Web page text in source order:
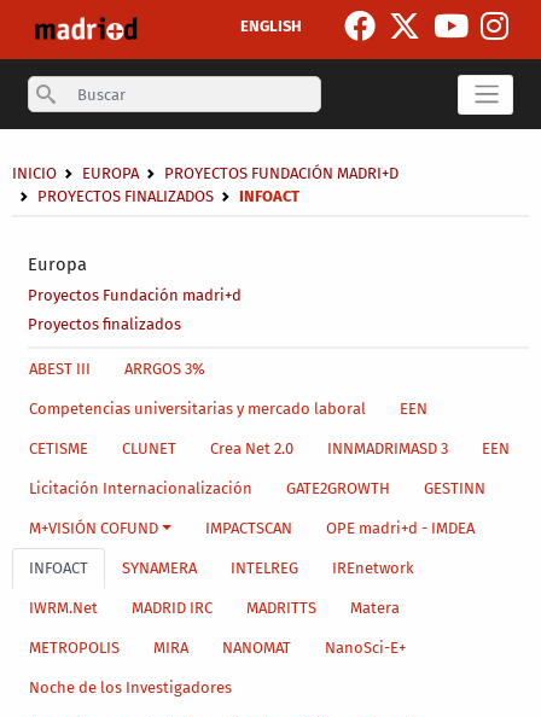
ENGLISH
Search
Europa
Proyectos Fundación madri+d
Proyectos finalizados
Sobrescribir enlaces de ayuda a la navegación
INICIO EUROPA
PROYECTOS FUNDACIÓN MADRI+D
PROYECTOS FINALIZADOS
INFOACT
Main menu level 4
ABEST III ARRGOS 3%
Competencias universitarias y mercado laboral EEN
CETISME CLUNET Crea Net 2.0 INNMADRIMASD 3 EEN
Licitación Internacionalización GATE2GROWTH GESTINN
M+VISIÓN COFUND IMPACTSCAN OPE madri+d - IMDEA
INFOACT SYNAMERA INTELREG IREnetwork
IWRM.Net MADRID IRC MADRITTS Matera
METROPOLIS MIRA NANOMAT NanoSci-E+
Noche de los Investigadores